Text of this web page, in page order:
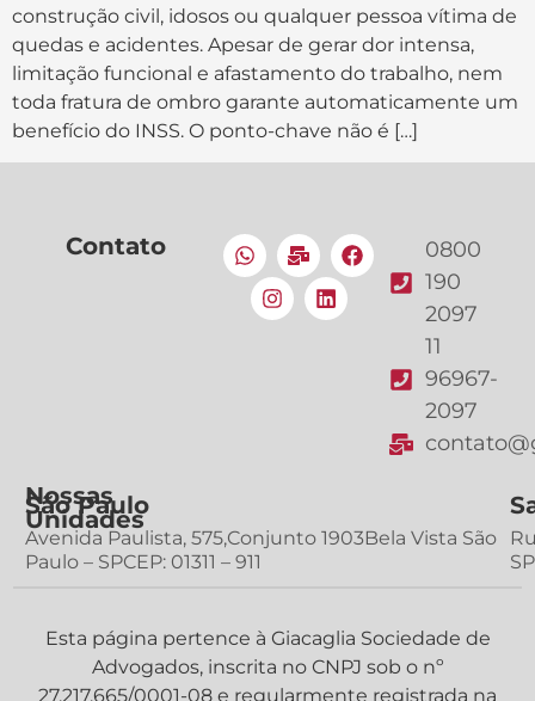
construção civil, idosos ou qualquer pessoa vítima de
quedas e acidentes. Apesar de gerar dor intensa,
limitação funcional e afastamento do trabalho, nem
toda fratura de ombro garante automaticamente um
benefício do INSS. O ponto-chave não é […]
Contato
0800
190
2097
11
96967-
2097
Nossas
Unidades
São Paulo
Avenida Paulista, 575,Conjunto 1903Bela Vista São
Paulo – SPCEP: 01311 – 911
Esta página pertence à Giacaglia Sociedade de
Advogados, inscrita no CNPJ sob o nº
27.217.665/0001-08 e regularmente registrada na